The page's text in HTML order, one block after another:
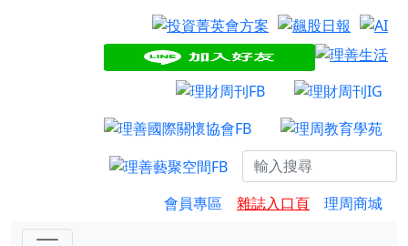
會員專區 雜誌入口頁 理周商城